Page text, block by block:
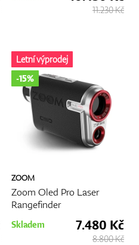
11.230 Kč
ZOOM
Zoom Oled Pro Laser
Rangefinder
Letní výprodej
-15%
Skladem 7.480 Kč
8.800 Kč